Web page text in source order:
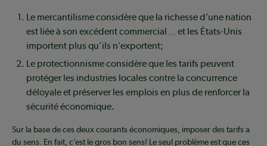
Le mercantilisme considère que la richesse d’une nation
est liée à son excédent commercial… et les États-Unis
importent plus qu’ils n’exportent;
Le protectionnisme considère que les tarifs peuvent
protéger les industries locales contre la concurrence
déloyale et préserver les emplois en plus de renforcer la
sécurité économique.
Sur la base de ces deux courants économiques, imposer des tarifs a
du sens. En fait, c’est le gros bon sens! Le seul problème est que ces